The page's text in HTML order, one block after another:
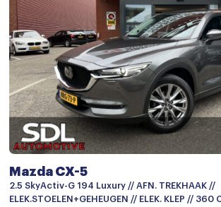
Binnenspiegel automatisch dimmend
Boordcomputer
Cruise control
Cruisecontrol
Elektrisch bedienbare spiegels
Elektrische handrem
Elektrische Ramen
Elektrische ramen voor en achter
Mazda CX-5
2.5 SkyActiv-G 194 Luxury // AFN. TREKHAAK //
ELEK.STOELEN+GEHEUGEN // ELEK. KLEP // 360